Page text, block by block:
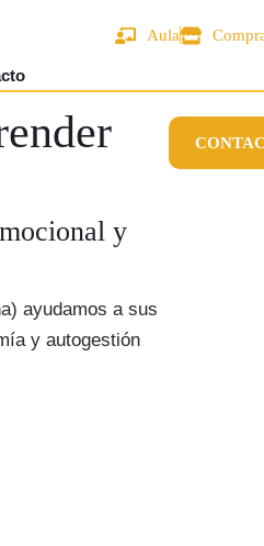
Aula
y
ayudamos a sus
y autogestión